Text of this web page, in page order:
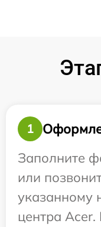
1
Заполните
или
указанному
центра